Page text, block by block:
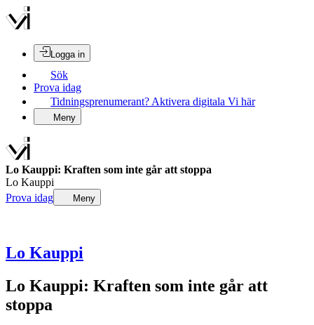
Logga in
Sök
Prova idag
Tidningsprenumerant? Aktivera digitala Vi här
Meny
Lo Kauppi: Kraften som inte går att stoppa
Lo Kauppi
Prova idag
Meny
Lo Kauppi
Lo Kauppi: Kraften som inte går att
stoppa